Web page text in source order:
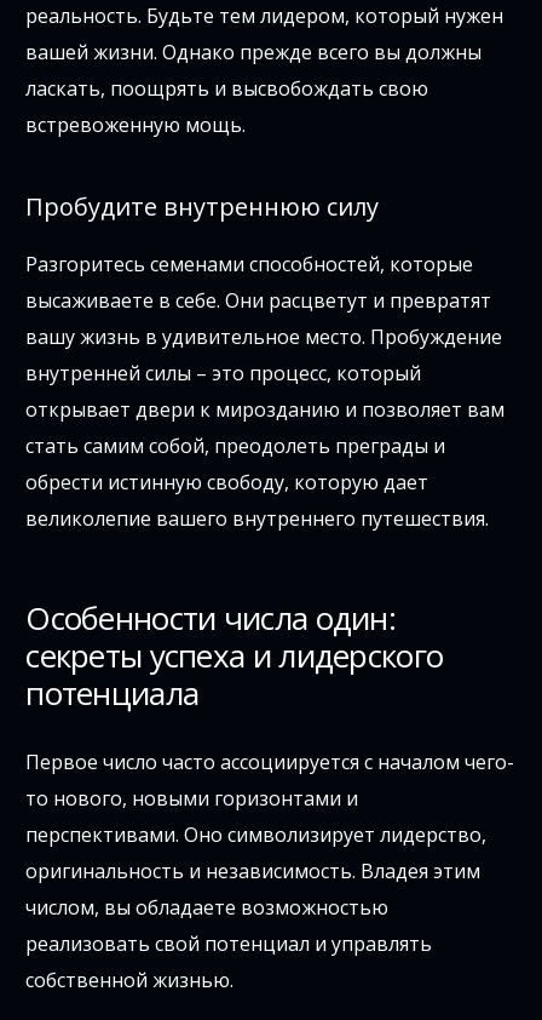
реальность. Будьте тем лидером, который нужен
вашей жизни. Однако прежде всего вы должны
ласкать, поощрять и высвобождать свою
встревоженную мощь.
Пробудите внутреннюю силу
Разгоритесь семенами способностей, которые
высаживаете в себе. Они расцветут и превратят
вашу жизнь в удивительное место. Пробуждение
внутренней силы – это процесс, который
открывает двери к мирозданию и позволяет вам
стать самим собой, преодолеть преграды и
обрести истинную свободу, которую дает
великолепие вашего внутреннего путешествия.
Особенности числа один:
секреты успеха и лидерского
потенциала
Первое число часто ассоциируется с началом чего-
то нового, новыми горизонтами и
перспективами. Оно символизирует лидерство,
оригинальность и независимость. Владея этим
числом, вы обладаете возможностью
реализовать свой потенциал и управлять
собственной жизнью.